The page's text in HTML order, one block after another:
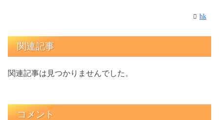
hk
関連記事
関連記事は見つかりませんでした。
コメント